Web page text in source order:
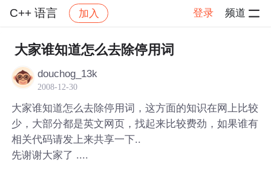
C++ 语言 加入 登录 频道
社区 C++ 语言 帖子详情
大家谁知道怎么去除停用词
douchog_13k
2008-12-30
大家谁知道怎么去除停用词，这方面的知识在网上比较
少，大部分都是英文网页，找起来比较费劲，如果谁有
相关代码请发上来共享一下..
先谢谢大家了 ....